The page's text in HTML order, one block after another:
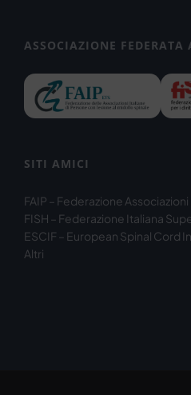
ASSOCIAZIONE FEDERATA
SITI AMICI
FAIP – Federazione
FISH – Federazione Italiana
ESCIF – European Spinal Cord
Altri